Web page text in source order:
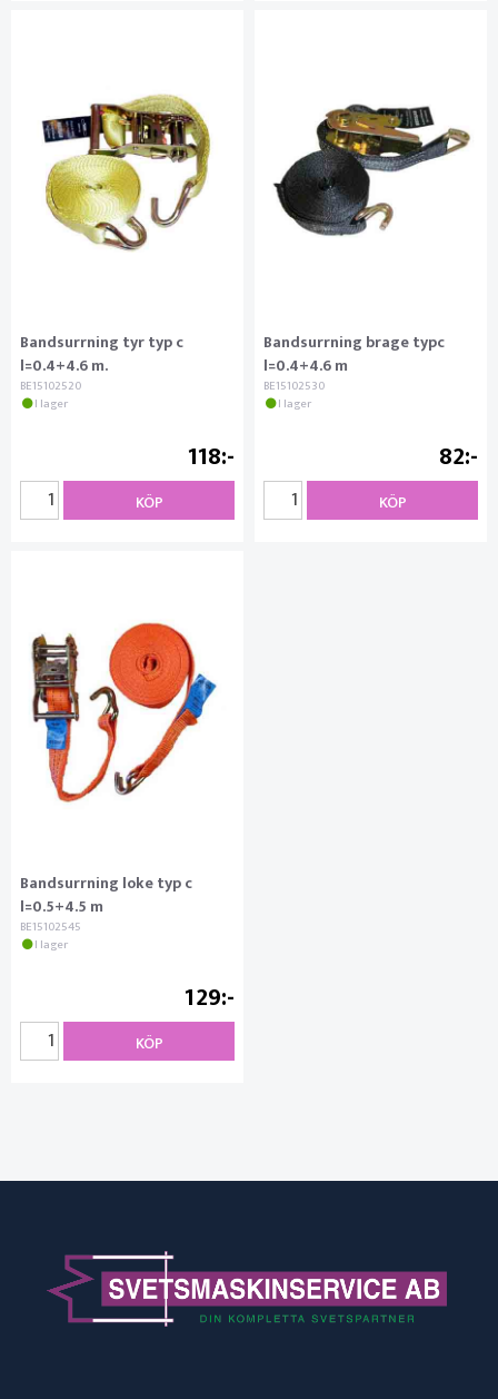
Bandsurrning tyr typ c
l=0.4+4.6 m.
BE15102520
I lager
118
KÖP
Bandsurrning brage typc
l=0.4+4.6 m
BE15102530
I lager
82
KÖP
Bandsurrning loke typ c
l=0.5+4.5 m
BE15102545
I lager
129
KÖP